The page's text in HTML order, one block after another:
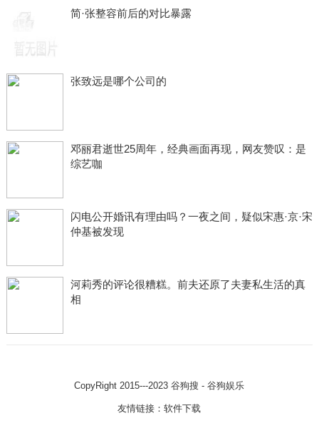
简·张整容前后的对比暴露
张致远是哪个公司的
邓丽君逝世25周年，经典画面再现，网友赞叹：是
综艺咖
闪电公开婚讯有理由吗？一夜之间，疑似宋惠·京·宋
仲基被发现
河莉秀的评论很糟糕。前夫还原了夫妻私生活的真
相
CopyRight 2015---2023谷狗搜 - 谷狗娱乐
友情链接：软件下载